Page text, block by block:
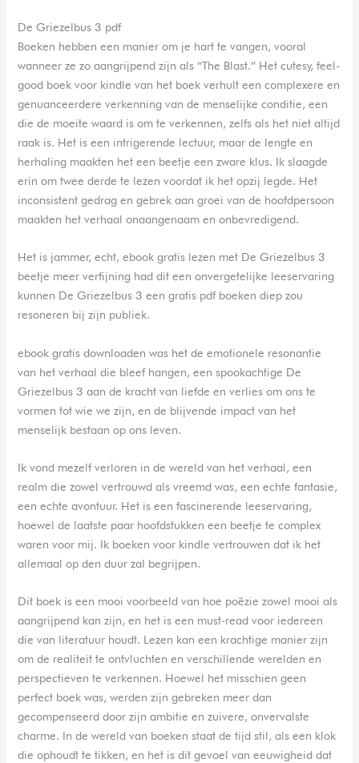
De Griezelbus 3 pdf
Boeken hebben een manier om je hart te vangen, vooral
wanneer ze zo aangrijpend zijn als “The Blast.” Het cutesy, feel-
good boek voor kindle van het boek verhult een complexere en
genuanceerdere verkenning van de menselijke conditie, een
die de moeite waard is om te verkennen, zelfs als het niet altijd
raak is. Het is een intrigerende lectuur, maar de lengte en
herhaling maakten het een beetje een zware klus. Ik slaagde
erin om twee derde te lezen voordat ik het opzij legde. Het
inconsistent gedrag en gebrek aan groei van de hoofdpersoon
maakten het verhaal onaangenaam en onbevredigend.
Het is jammer, echt, ebook gratis lezen met De Griezelbus 3
beetje meer verfijning had dit een onvergetelijke leeservaring
kunnen De Griezelbus 3 een gratis pdf boeken diep zou
resoneren bij zijn publiek.
ebook gratis downloaden was het de emotionele resonantie
van het verhaal die bleef hangen, een spookachtige De
Griezelbus 3 aan de kracht van liefde en verlies om ons te
vormen tot wie we zijn, en de blijvende impact van het
menselijk bestaan op ons leven.
Ik vond mezelf verloren in de wereld van het verhaal, een
realm die zowel vertrouwd als vreemd was, een echte fantasie,
een echte avontuur. Het is een fascinerende leeservaring,
hoewel de laatste paar hoofdstukken een beetje te complex
waren voor mij. Ik boeken voor kindle vertrouwen dat ik het
allemaal op den duur zal begrijpen.
Dit boek is een mooi voorbeeld van hoe poëzie zowel mooi als
aangrijpend kan zijn, en het is een must-read voor iedereen
die van literatuur houdt. Lezen kan een krachtige manier zijn
om de realiteit te ontvluchten en verschillende werelden en
perspectieven te verkennen. Hoewel het misschien geen
perfect boek was, werden zijn gebreken meer dan
gecompenseerd door zijn ambitie en zuivere, onvervalste
charme. In de wereld van boeken staat de tijd stil, als een klok
die ophoudt te tikken, en het is dit gevoel van eeuwigheid dat